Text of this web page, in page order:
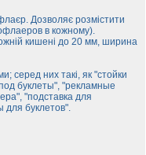
Дозволяє розмістити
в кожному).
кишені до 20 мм, ширина
серед них такі, як "стойки
буклеты", "рекламные
"подставка для
для буклетов".